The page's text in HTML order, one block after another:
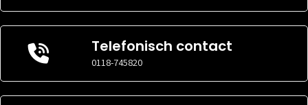
Telefonisch contact
0118-745820